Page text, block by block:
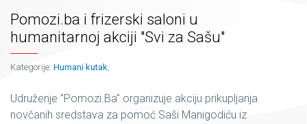
Pomozi.ba i frizerski saloni u
humanitarnoj akciji "Svi za Sašu"
Kategorije: Humani kutak,
Udruženje "Pomozi.Ba" organizuje akciju prikupljanja
novčanih sredstava za pomoć Saši Manigodiću iz